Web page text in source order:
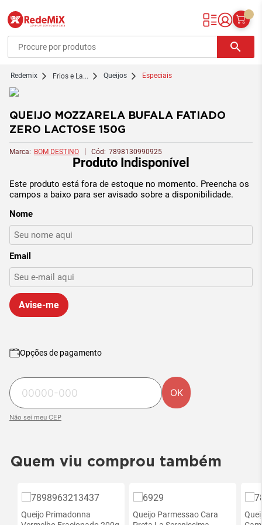
Redemix – Supermercado Online
search
redemix Frios e La... Queijos Especiais
QUEIJO MOZZARELA BUFALA FATIADO
ZERO LACTOSE 150G
Marca: BOM DESTINO Cód: 7898130990925
Produto Indisponível
Este produto está fora de estoque no momento. Preencha os
campos a baixo para ser avisado sobre a disponibilidade.
Nome
Email
Avise-me
Opções de pagamento
OK
Não sei meu CEP
Quem viu comprou também
Ofertas
exclusivas
site
Queijo Primadonna
Queijo Parmessao Cara
site